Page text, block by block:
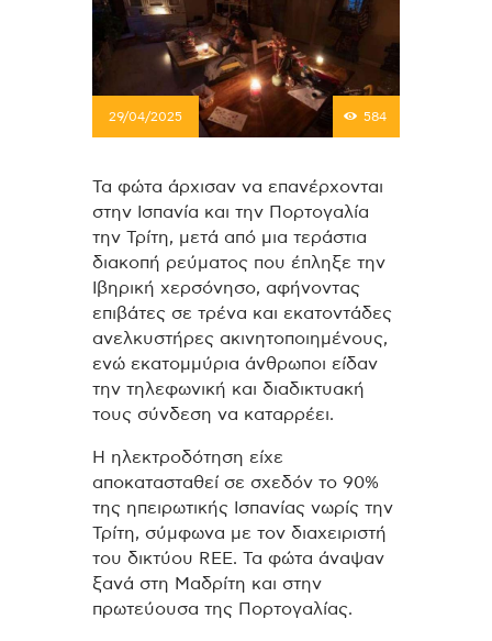
29/04/2025 584
Τα φώτα άρχισαν να επανέρχονται
στην Ισπανία και την Πορτογαλία
την Τρίτη, μετά από μια τεράστια
διακοπή ρεύματος που έπληξε την
Ιβηρική χερσόνησο, αφήνοντας
επιβάτες σε τρένα και εκατοντάδες
ανελκυστήρες ακινητοποιημένους,
ενώ εκατομμύρια άνθρωποι είδαν
την τηλεφωνική και διαδικτυακή
τους σύνδεση να καταρρέει.
Η ηλεκτροδότηση είχε
αποκατασταθεί σε σχεδόν το 90%
της ηπειρωτικής Ισπανίας νωρίς την
Τρίτη, σύμφωνα με τον διαχειριστή
του δικτύου REE. Τα φώτα άναψαν
ξανά στη Μαδρίτη και στην
πρωτεύουσα της Πορτογαλίας.